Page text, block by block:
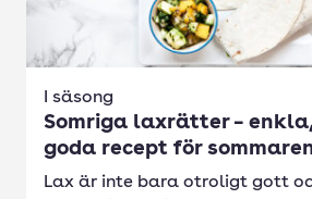
I säsong
Somriga laxrätter –
goda recept för
Lax är inte bara otroligt gott